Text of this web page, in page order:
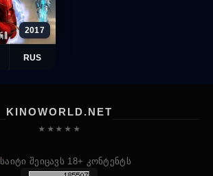
2017
RUS
KINOWORLD.NET
★ ★ ★ ★ ★
საიტი შეიცავს 18+ კონტენტს